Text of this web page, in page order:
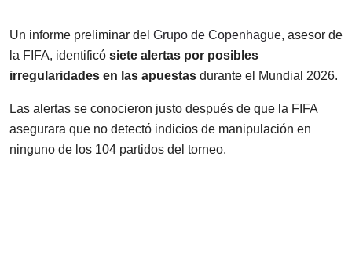
Un informe preliminar del Grupo de Copenhague, asesor de
la FIFA, identificó siete alertas por posibles
irregularidades en las apuestas durante el Mundial 2026.
Las alertas se conocieron justo después de que la FIFA
asegurara que no detectó indicios de manipulación en
ninguno de los 104 partidos del torneo.